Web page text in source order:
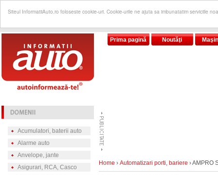
Siteul InformatiiAuto.ro foloseste cookie-uri. Cookie-urile ne ajuta sa imbunatatim serviciile
Prima pagină Noutăţi
Acumulatori, baterii auto
Alarme auto
Anvelope, jante
Asigurari, RCA, Casco
Home › Automatizari porti, bariere › AMPRO